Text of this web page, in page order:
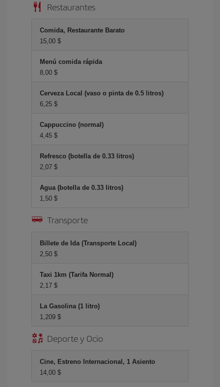
Restaurantes
Comida, Restaurante Barato
15,00 $
Menú comida rápida
8,00 $
Cerveza Local (vaso o pinta de 0.5 litros)
6,25 $
Cappuccino (normal)
4,45 $
Refresco (botella de 0.33 litros)
2,07 $
Agua (botella de 0.33 litros)
1,50 $
Transporte
Billete de Ida (Transporte Local)
2,50 $
Taxi 1km (Tarifa Normal)
2,17 $
La Gasolina (1 litro)
1,209 $
Deporte y Ocio
Cine, Estreno Internacional, 1 Asiento
14,00 $